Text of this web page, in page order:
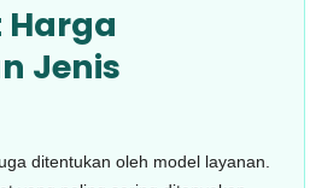
Harga
Jenis
ditentukan oleh model layanan.